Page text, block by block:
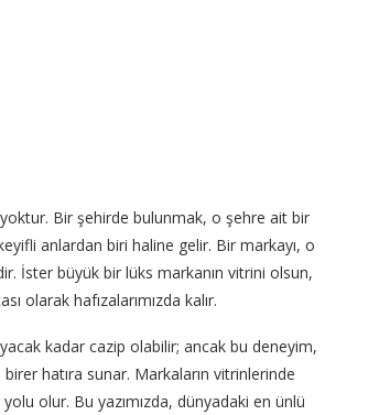
Bir şehirde bulunmak, o şehre ait bir
anlardan biri haline gelir. Bir markayı, o
İster büyük bir lüks markanın vitrini olsun,
olarak hafızalarımızda kalır.
kadar cazip olabilir; ancak bu deneyim,
hatıra sunar. Markaların vitrinlerinde
olur. Bu yazımızda, dünyadaki en ünlü